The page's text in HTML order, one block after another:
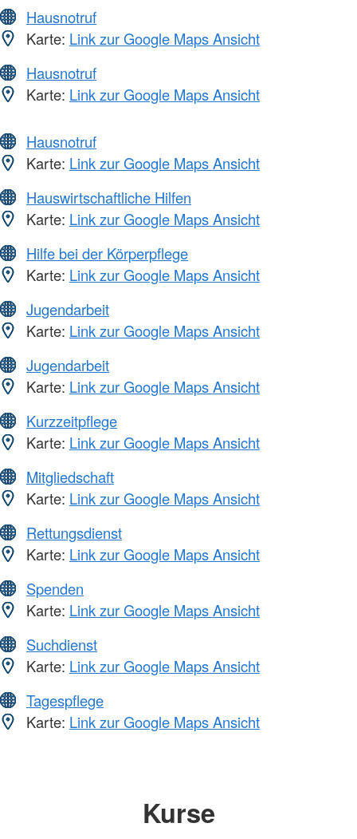
Hausnotruf
Karte: Link zur Google Maps Ansicht
Hausnotruf
Karte: Link zur Google Maps Ansicht
Hausnotruf
Karte: Link zur Google Maps Ansicht
Hauswirtschaftliche Hilfen
Karte: Link zur Google Maps Ansicht
Hilfe bei der Körperpflege
Karte: Link zur Google Maps Ansicht
Jugendarbeit
Karte: Link zur Google Maps Ansicht
Jugendarbeit
Karte: Link zur Google Maps Ansicht
Kurzzeitpflege
Karte: Link zur Google Maps Ansicht
Mitgliedschaft
Karte: Link zur Google Maps Ansicht
Rettungsdienst
Karte: Link zur Google Maps Ansicht
Spenden
Karte: Link zur Google Maps Ansicht
Suchdienst
Karte: Link zur Google Maps Ansicht
Tagespflege
Karte: Link zur Google Maps Ansicht
Kurse